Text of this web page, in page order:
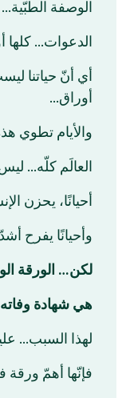
الوصفة
الدعوات… كلها
أي أنّ حياتنا
أوراق…
والأيام تطوي
العالَم كلّه…
أحيانًا، يحزن
وأحيانًا يفرح
لكن… الورقة
هي شهادة
لهذا السبب…
فإنّها أهمّ ورقة